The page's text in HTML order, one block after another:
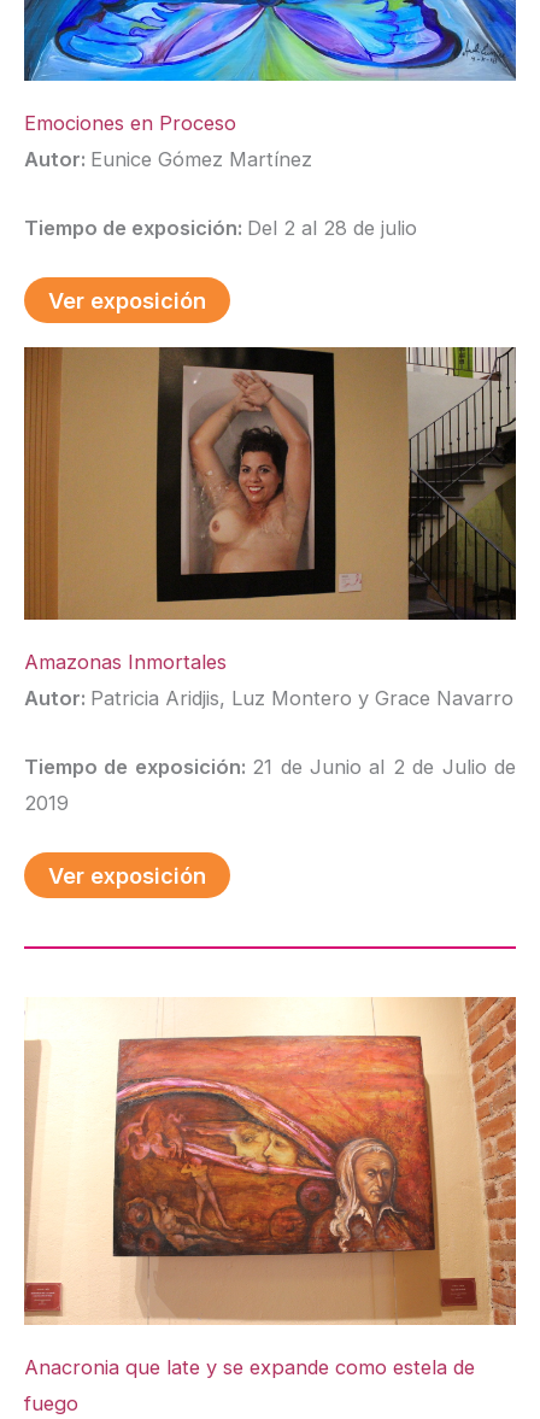
Emociones en Proceso
Autor: Eunice Gómez Martínez
Tiempo de exposición: Del 2 al 28 de julio
Ver exposición
Amazonas Inmortales
Autor: Patricia Aridjis, Luz Montero y Grace Navarro
Tiempo de exposición: 21 de Junio al 2 de Julio de
2019
Ver exposición
Anacronia que late y se expande como estela de
fuego